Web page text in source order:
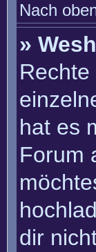
Nach
»
hat es
Forum
dir